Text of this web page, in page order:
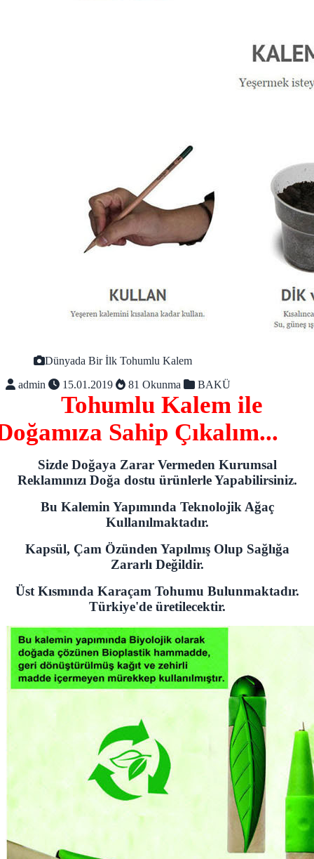
Dünyada Bir İlk Tohumlu Kalem
admin
15.01.2019 81 Okunma BAKÜ
Tohumlu Kalem ile
Sahip Çıkalım...
Sizde Doğaya Zarar Vermeden Kurumsal
Reklamınızı Doğa dostu ürünlerle Yapabilirsiniz.
Bu Kalemin Yapımında Teknolojik Ağaç
Kullanılmaktadır.
Kapsül, Çam Özünden Yapılmış Olup Sağlığa
Zararlı Değildir.
Üst Kısmında Karaçam Tohumu Bulunmaktadır.
Türkiye'de üretilecektir.